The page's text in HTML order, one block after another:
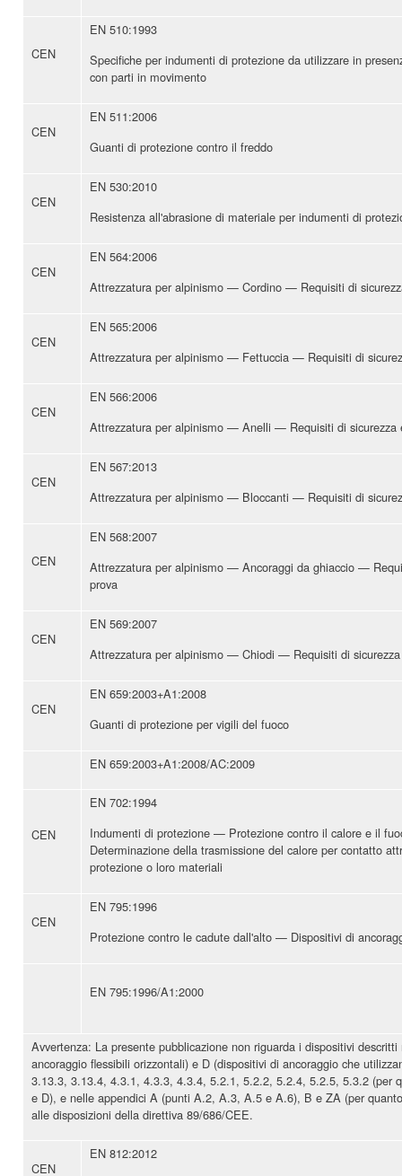
CEN
EN 510:1993
Specifiche per indumenti di protezione da utilizzare in
con parti in movimento
CEN
EN 511:2006
Guanti di protezione contro il freddo
CEN
EN 530:2010
Resistenza all'abrasione di materiale per indumenti di
CEN
EN 564:2006
Attrezzatura per alpinismo — Cordino — Requisiti di
CEN
EN 565:2006
Attrezzatura per alpinismo — Fettuccia — Requisiti di
CEN
EN 566:2006
Attrezzatura per alpinismo — Anelli — Requisiti di sicurezza
CEN
EN 567:2013
Attrezzatura per alpinismo — Bloccanti — Requisiti di
CEN
EN 568:2007
Attrezzatura per alpinismo — Ancoraggi da ghiaccio —
prova
CEN
EN 569:2007
Attrezzatura per alpinismo — Chiodi — Requisiti di
CEN
EN 659:2003+A1:2008
Guanti di protezione per vigili del fuoco
EN 659:2003+A1:2008/AC:2009
CEN
EN 702:1994
Indumenti di protezione — Protezione contro il calore e il
Determinazione della trasmissione del calore per contatto
protezione o loro materiali
CEN
EN 795:1996
Protezione contro le cadute dall'alto — Dispositivi di
EN 795:1996/A1:2000
Avvertenza: La presente pubblicazione non riguarda i dispositivi
ancoraggio flessibili orizzontali) e D (dispositivi di ancoraggio che
3.13.3, 3.13.4, 4.3.1, 4.3.3, 4.3.4, 5.2.1, 5.2.2, 5.2.4, 5.2.5, 5.3.2 (per
e D), e nelle appendici A (punti A.2, A.3, A.5 e A.6), B e ZA (per
alle disposizioni della direttiva 89/686/CEE.
CEN
EN 812:2012